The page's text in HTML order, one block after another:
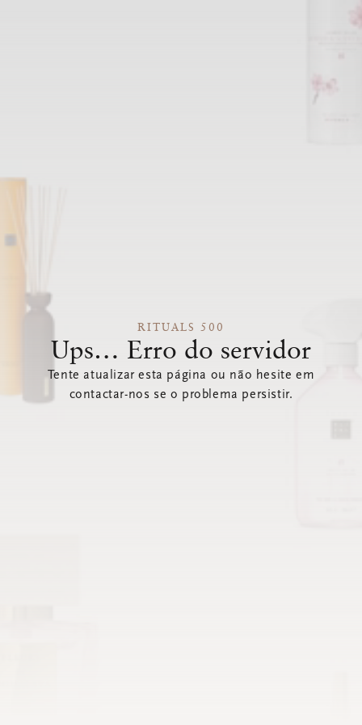
RITUALS 500
Ups… Erro do servidor
Tente atualizar esta página ou não hesite em
contactar-nos se o problema persistir.